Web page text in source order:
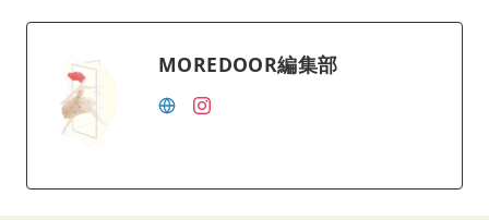
MOREDOOR編集部